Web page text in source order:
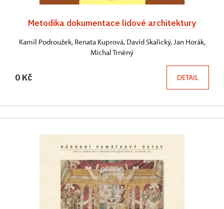
Metodika dokumentace lidové architektury
Kamil Podroužek, Renata Kuprová, David Skalický, Jan Horák,
Michal Trněný
0 Kč DETAIL